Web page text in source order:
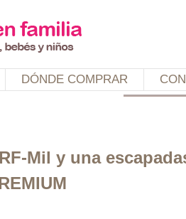
DÓNDE COMPRAR
Mil y una